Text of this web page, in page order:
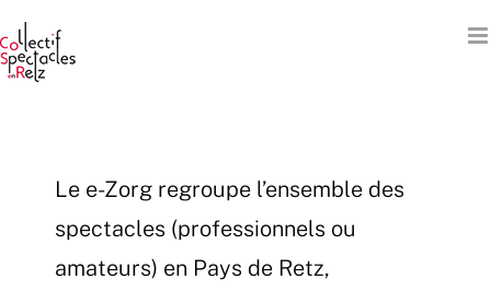
au
contenu
Le e-Zorg regroupe l’ensemble des
spectacles (professionnels ou
amateurs) en Pays de Retz,